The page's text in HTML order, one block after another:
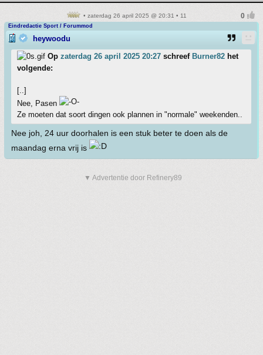
• zaterdag 26 april 2025 @ 20:31 • 11
Eindredactie Sport / Forummod
heywoodu
Op zaterdag 26 april 2025 20:27 schreef Burner82 het
volgende:
[..]
Nee, Pasen
Ze moeten dat soort dingen ook plannen in "normale" weekenden..
Nee joh, 24 uur doorhalen is een stuk beter te doen als de
maandag erna vrij is
▼ Advertentie door Refinery89